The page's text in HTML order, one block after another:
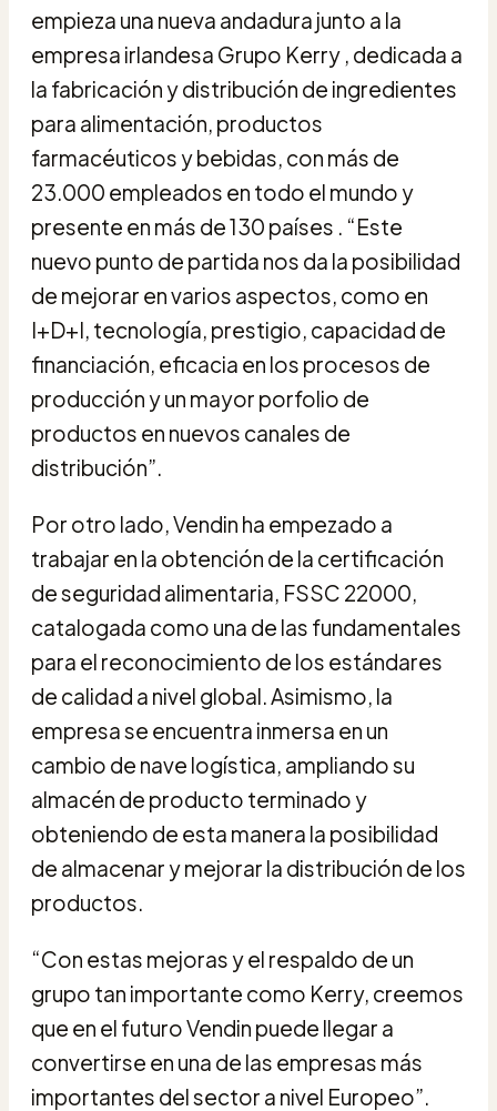
empieza una nueva andadura junto a la
empresa irlandesa Grupo Kerry , dedicada a
la fabricación y distribución de ingredientes
para alimentación, productos
farmacéuticos y bebidas, con más de
23.000 empleados en todo el mundo y
presente en más de 130 países . “Este
nuevo punto de partida nos da la posibilidad
de mejorar en varios aspectos, como en
I+D+I, tecnología, prestigio, capacidad de
financiación, eficacia en los procesos de
producción y un mayor porfolio de
productos en nuevos canales de
distribución”.
Por otro lado, Vendin ha empezado a
trabajar en la obtención de la certificación
de seguridad alimentaria, FSSC 22000,
catalogada como una de las fundamentales
para el reconocimiento de los estándares
de calidad a nivel global. Asimismo, la
empresa se encuentra inmersa en un
cambio de nave logística, ampliando su
almacén de producto terminado y
obteniendo de esta manera la posibilidad
de almacenar y mejorar la distribución de los
productos.
“Con estas mejoras y el respaldo de un
grupo tan importante como Kerry, creemos
que en el futuro Vendin puede llegar a
convertirse en una de las empresas más
importantes del sector a nivel Europeo”.